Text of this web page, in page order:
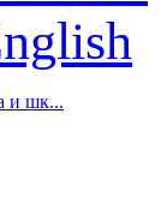
и шк...